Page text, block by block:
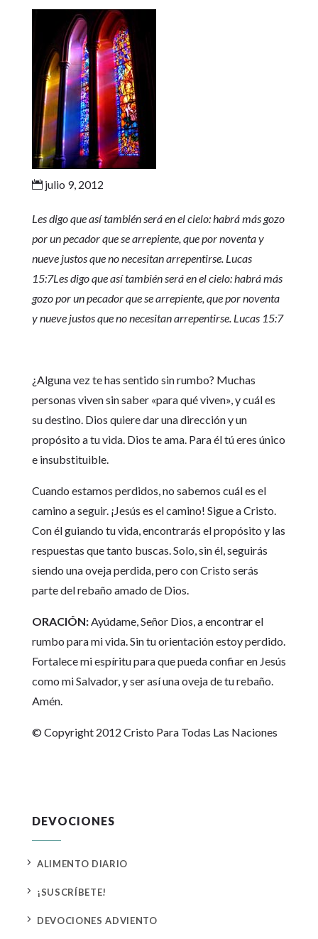
julio 9, 2012
Les digo que así también será en el cielo: habrá más gozo
por un pecador que se arrepiente, que por noventa y
nueve justos que no necesitan arrepentirse. Lucas
15:7Les digo que así también será en el cielo: habrá más
gozo por un pecador que se arrepiente, que por noventa
y nueve justos que no necesitan arrepentirse. Lucas 15:7
¿Alguna vez te has sentido sin rumbo? Muchas
personas viven sin saber «para qué viven», y cuál es
su destino. Dios quiere dar una dirección y un
propósito a tu vida. Dios te ama. Para él tú eres único
e insubstituible.
Cuando estamos perdidos, no sabemos cuál es el
camino a seguir. ¡Jesús es el camino! Sigue a Cristo.
Con él guiando tu vida, encontrarás el propósito y las
respuestas que tanto buscas. Solo, sin él, seguirás
siendo una oveja perdida, pero con Cristo serás
parte del rebaño amado de Dios.
ORACIÓN:Ayúdame, Señor Dios, a encontrar el
rumbo para mi vida. Sin tu orientación estoy perdido.
Fortalece mi espíritu para que pueda confiar en Jesús
como mi Salvador, y ser así una oveja de tu rebaño.
Amén.
© Copyright 2012 Cristo Para Todas Las Naciones
DEVOCIONES
5 ALIMENTO DIARIO
5 ¡SUSCRÍBETE!
5 DEVOCIONES ADVIENTO